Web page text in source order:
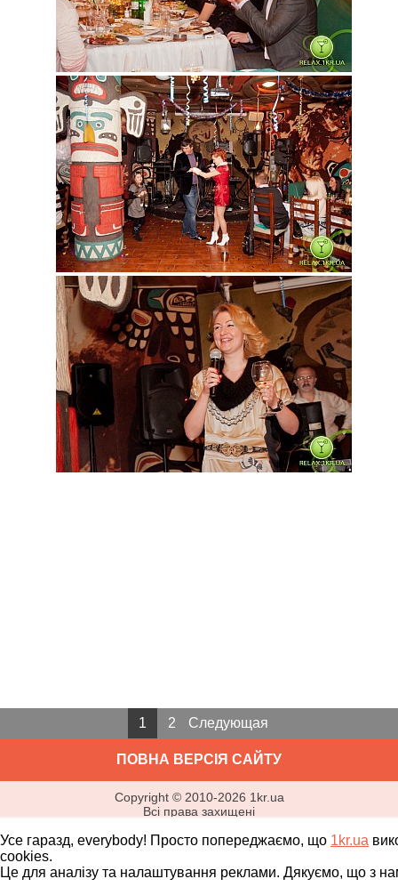
1 2 Следующая
ПОВНА ВЕРСІЯ САЙТУ
Copyright © 2010-2026 1kr.ua
Всі права захищені
Усе гаразд, everybody! Просто попереджаємо, що 1kr.ua
cookies.
Це для аналізу та налаштування реклами. Дякуємо, що з